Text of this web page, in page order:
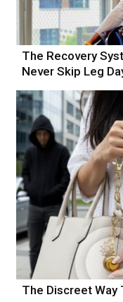
The Recovery
Never Skip Leg
The Discreet Way